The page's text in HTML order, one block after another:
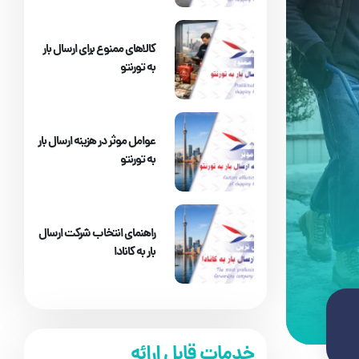
کالاهای ممنوع برای ارسال بار
به تورنتو
عوامل موثر در هزینه ارسال بار
به تورنتو
راهنمای انتخاب شرکت ارسال
بار به کانادا